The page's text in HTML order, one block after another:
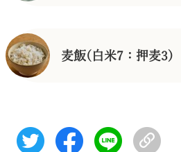
麦飯(白米7：押麦3)